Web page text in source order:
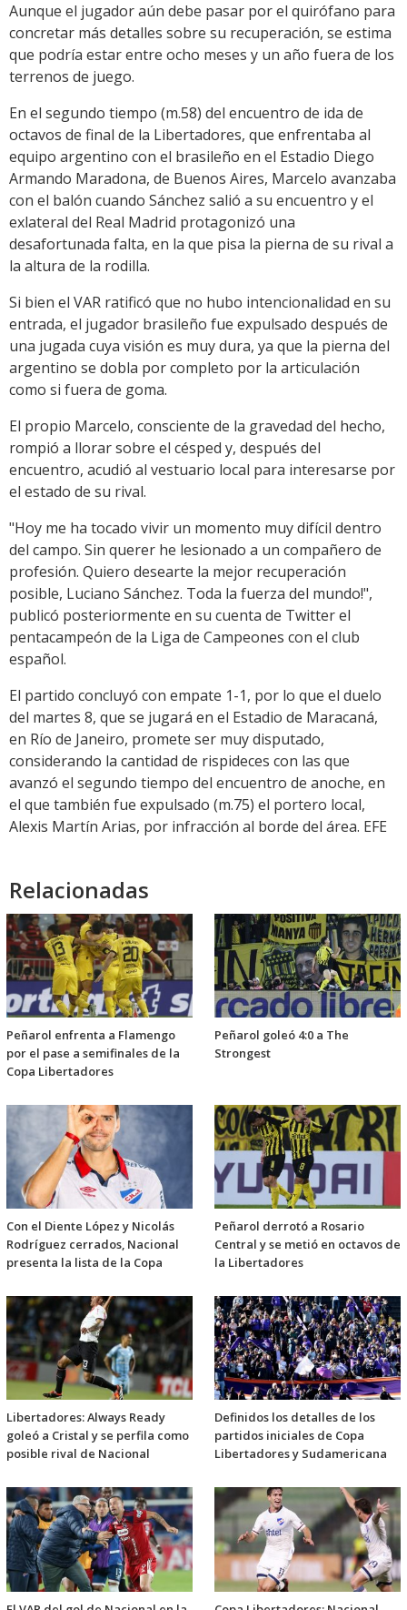
Aunque el jugador aún debe pasar por el quirófano para
concretar más detalles sobre su recuperación, se estima
que podría estar entre ocho meses y un año fuera de los
terrenos de juego.
En el segundo tiempo (m.58) del encuentro de ida de
octavos de final de la Libertadores, que enfrentaba al
equipo argentino con el brasileño en el Estadio Diego
Armando Maradona, de Buenos Aires, Marcelo avanzaba
con el balón cuando Sánchez salió a su encuentro y el
exlateral del Real Madrid protagonizó una
desafortunada falta, en la que pisa la pierna de su rival a
la altura de la rodilla.
Si bien el VAR ratificó que no hubo intencionalidad en su
entrada, el jugador brasileño fue expulsado después de
una jugada cuya visión es muy dura, ya que la pierna del
argentino se dobla por completo por la articulación
como si fuera de goma.
El propio Marcelo, consciente de la gravedad del hecho,
rompió a llorar sobre el césped y, después del
encuentro, acudió al vestuario local para interesarse por
el estado de su rival.
"Hoy me ha tocado vivir un momento muy difícil dentro
del campo. Sin querer he lesionado a un compañero de
profesión. Quiero desearte la mejor recuperación
posible, Luciano Sánchez. Toda la fuerza del mundo!",
publicó posteriormente en su cuenta de Twitter el
pentacampeón de la Liga de Campeones con el club
español.
El partido concluyó con empate 1-1, por lo que el duelo
del martes 8, que se jugará en el Estadio de Maracaná,
en Río de Janeiro, promete ser muy disputado,
considerando la cantidad de rispideces con las que
avanzó el segundo tiempo del encuentro de anoche, en
el que también fue expulsado (m.75) el portero local,
Alexis Martín Arias, por infracción al borde del área. EFE
Relacionadas
Peñarol enfrenta a Flamengo
por el pase a semifinales de la
Copa Libertadores
Peñarol goleó 4:0 a The
Strongest
Con el Diente López y Nicolás
Rodríguez cerrados, Nacional
presenta la lista de la Copa
Peñarol derrotó a Rosario
Central y se metió en octavos de
la Libertadores
Libertadores: Always Ready
goleó a Cristal y se perfila como
posible rival de Nacional
Definidos los detalles de los
partidos iniciales de Copa
Libertadores y Sudamericana